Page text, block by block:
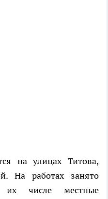
на улицах Титова,
На работах занято
числе местные